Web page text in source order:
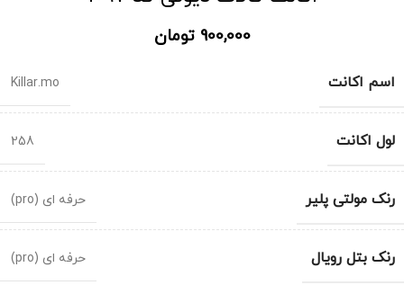
900,000 تومان
اسم اکانت Killar.mo
لول اکانت 258
رنک مولتی پلیر حرفه ای (pro)
رنک بتل رویال حرفه ای (pro)